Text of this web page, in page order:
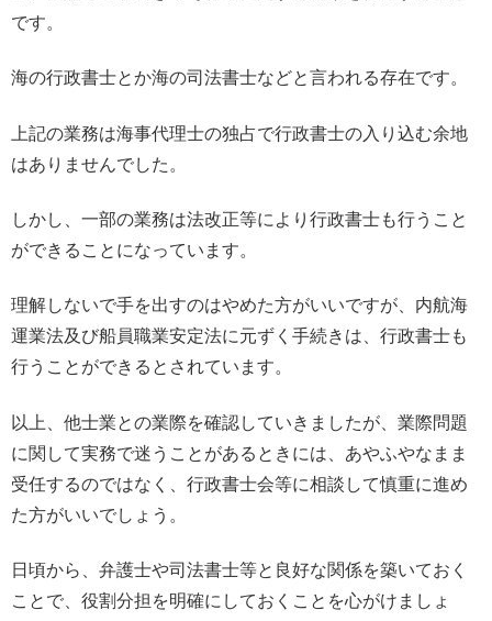
です。
海の行政書士とか海の司法書士などと言われる存在です。
上記の業務は海事代理士の独占で行政書士の入り込む余地
はありませんでした。
しかし、一部の業務は法改正等により行政書士も行うこと
ができることになっています。
理解しないで手を出すのはやめた方がいいですが、内航海
運業法及び船員職業安定法に元ずく手続きは、行政書士も
行うことができるとされています。
以上、他士業との業際を確認していきましたが、業際問題
に関して実務で迷うことがあるときには、あやふやなまま
受任するのではなく、行政書士会等に相談して慎重に進め
た方がいいでしょう。
日頃から、弁護士や司法書士等と良好な関係を築いておく
ことで、役割分担を明確にしておくことを心がけましょ